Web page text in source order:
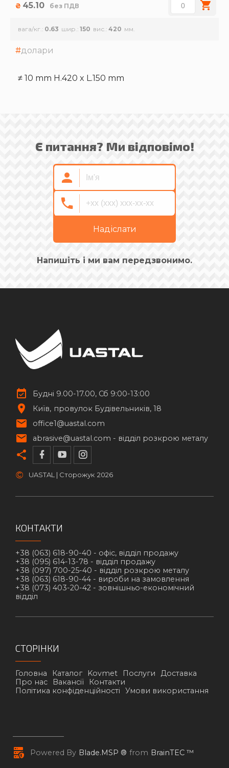
₴ 45.10 без ПДВ
вага/кг. 0.63 шир. 150 вис. 420
долари
≠ 10 mm H.420 x L.150 mm
Є питання? Ми відповімо!
Надіслати
Напишіть і ми вам передзвонимо.
Будні 9.00-17.00, Сб 9:00-13:00
Київ
провулок Будівельників, 18
office1@uastal.com
abrasive@uastal.com - відділ розкрою металу
© UASTAL | Сторожук 2026
КОНТАКТИ
+38 (063) 618-90-40 - офіс, відділ продажу
+38 (095) 614-13-78 - відділ продажу
+38 (097) 700-25-40 - відділ розкрою металу
+38 (063) 618-90-44 - вироби на замовлення
+38 (073) 403-20-42 - зовнішньо-економічний
відділ
СТОРІНКИ
Головна Каталог Kovmet Послуги
Доставка
Про нас
Вакансії
Контакти
Політика конфіденційності
Умови використання
Powered By Blade.MSP ® from BrainTEC ™